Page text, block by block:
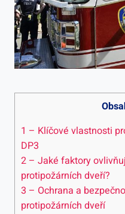
1 – Klíčové vlastnosti
DP3
2 – Jaké faktory
protipožárních dveří?
3 – Ochrana a
protipožárních dveří